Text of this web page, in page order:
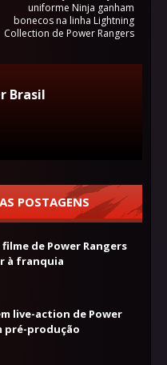
uniforme Ninja ganham
bonecos na linha Lightning
Collection de Power Rangers
Brasil
POSTAGENS
filme de Power Rangers
à franquia
live-action de Power
pré-produção